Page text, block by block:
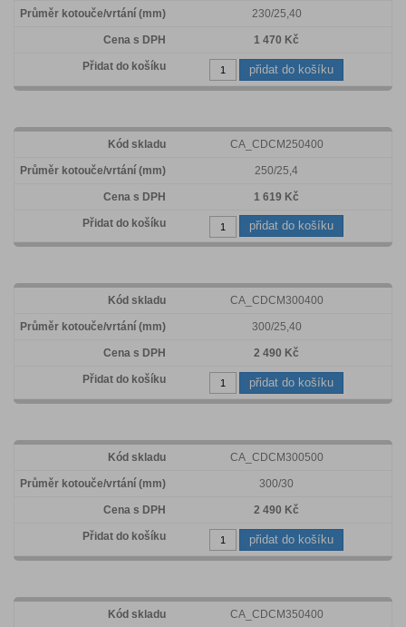
230/25,40
1 470 Kč
přidat do košíku
CA_CDCM250400
250/25,4
1 619 Kč
přidat do košíku
CA_CDCM300400
300/25,40
2 490 Kč
přidat do košíku
CA_CDCM300500
300/30
2 490 Kč
přidat do košíku
CA_CDCM350400